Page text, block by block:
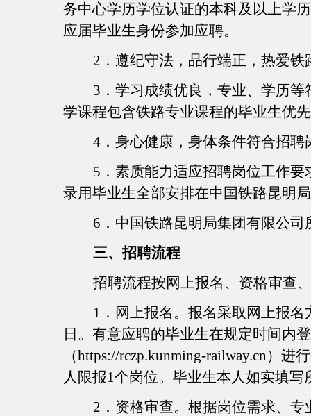
务中心学历学位认证的本科及以上学
应届毕业生身份参加应聘。
2．遵纪守法，品行端正，热爱铁
3．学习成绩优良，专业、学历
学课程包含铁路专业课程的毕业生优
4．身心健康，身体条件符合招
5．素质能力适应招聘岗位工作
录用毕业生全部安排在中国铁路昆明
6．中国铁路昆明局集团有限公
三、招聘流程
招聘流程按网上报名、资格审查
1．网上报名。报名采取网上报名
日。有意应聘的毕业生在规定时间内
（https://rczp.kunming-railway.cn）
人限报1个岗位。毕业生本人如实填
2．资格审查。根据岗位需求、